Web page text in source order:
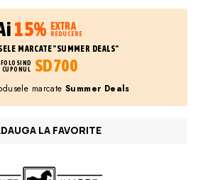
15% EXTRA
REDUCERE
MARCATE "SUMMER DEALS"
FOLOSIND
CUPONUL
SD700
marcate Summer Deals
LA FAVORITE